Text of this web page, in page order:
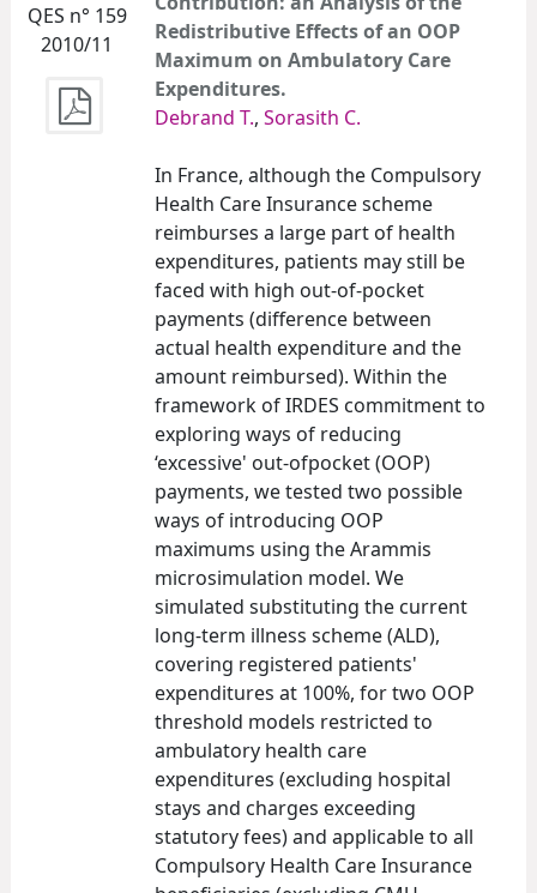
QES n° 159
2010/11
Redistributive Effects of an OOP
Maximum on Ambulatory Care
Expenditures.
Debrand T., Sorasith C.
In France, although the Compulsory
Health Care Insurance scheme
reimburses a large part of health
expenditures, patients may still be
faced with high out-of-pocket
payments (difference between
actual health expenditure and the
amount reimbursed). Within the
framework of IRDES commitment to
exploring ways of reducing
‘excessive' out-ofpocket (OOP)
payments, we tested two possible
ways of introducing OOP
maximums using the Arammis
microsimulation model. We
simulated substituting the current
long-term illness scheme (ALD),
covering registered patients'
expenditures at 100%, for two OOP
threshold models restricted to
ambulatory health care
expenditures (excluding hospital
stays and charges exceeding
statutory fees) and applicable to all
Compulsory Health Care Insurance